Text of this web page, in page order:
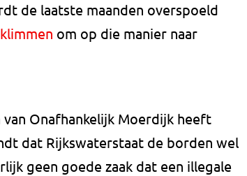
de laatste maanden overspoeld
om op die manier naar
Onafhankelijk Moerdijk heeft
dat Rijkswaterstaat de borden wel
geen goede zaak dat een illegale